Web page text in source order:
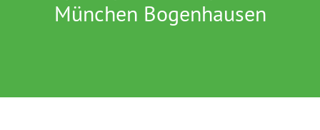
München Bogenhausen